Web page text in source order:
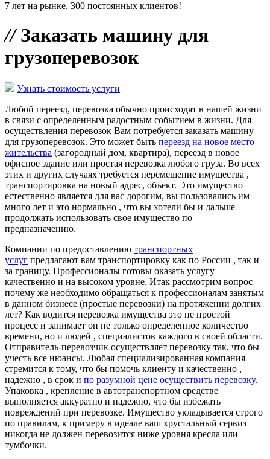
7 лет на рынке, 300 постоянных клиентов!
//Заказать машину для
грузоперевозок
Узнать стоимость услуги
Любой переезд, перевозка обычно происходят в нашей жизни
в связи с определенным радостным событием в жизни. Для
осуществления перевозок Вам потребуется заказать машину
для грузоперевозок. Это может быть переезд на новое место
жительства (загородный дом, квартира), переезд в новое
офисное здание или простая перевозка любого груза. Во всех
этих и других случаях требуется перемещение имущества ,
транспортировка на новый адрес, объект. Это имущество
естественно является для вас дорогим, вы пользовались им
много лет и это нормально , что вы хотели бы и дальше
продолжать использовать свое имущество по
предназначению.
Компании по предоставлению транспортных
услуг предлагают вам транспортировку как по России , так и
за границу. Профессионалы готовы оказать услугу
качественно и на высоком уровне. Итак рассмотрим вопрос
почему же необходимо обращаться к профессионалам занятым
в данном бизнесе (простые перевозки) на протяжении долгих
лет? Как водится перевозка имущества это не простой
процесс и занимает он не только определенное количество
времени, но и людей , специалистов каждого в своей области.
Отправитель-перевозчик осуществляет перевозку так, что бы
учесть все нюансы. Любая специализированная компания
стремится к тому, что бы помочь клиенту и качественно ,
надежно , в срок и по разумной цене осуществить перевозку.
Упаковка , крепление в автотранспортном средстве
выполняется аккуратно и надежно, что бы избежать
повреждений при перевозке. Имущество укладывается строго
по правилам, к примеру в идеале ваш хрустальный сервиз
никогда не должен перевозится ниже уровня кресла или
тумбочки.